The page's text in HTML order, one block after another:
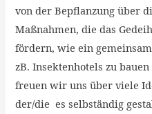
von der Bepflanzung über
Maßnahmen, die das
fördern, wie ein
zB. Insektenhotels zu
freuen wir uns über viele
der/die es selbständig